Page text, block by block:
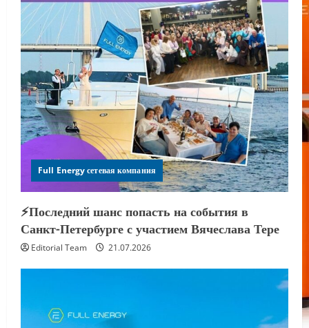
Full Energy сетевая компания
⚡️Последний шанс попасть на события в
Санкт-Петербурге с участием Вячеслава Тере
Editorial Team 21.07.2026